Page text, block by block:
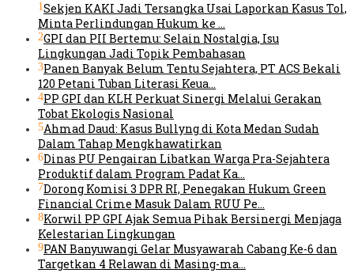
1Sekjen KAKI Jadi Tersangka Usai Laporkan Kasus Tol,
Minta Perlindungan Hukum ke …
2GPI dan PII Bertemu: Selain Nostalgia, Isu
Lingkungan Jadi Topik Pembahasan
3Panen Banyak Belum Tentu Sejahtera, PT ACS Bekali
120 Petani Tuban Literasi Keua…
4PP GPI dan KLH Perkuat Sinergi Melalui Gerakan
Tobat Ekologis Nasional
5Ahmad Daud: Kasus Bullyng di Kota Medan Sudah
Dalam Tahap Mengkhawatirkan
6Dinas PU Pengairan Libatkan Warga Pra-Sejahtera
Produktif dalam Program Padat Ka…
7Dorong Komisi 3 DPR RI, Penegakan Hukum Green
Financial Crime Masuk Dalam RUU Pe…
8Korwil PP GPI Ajak Semua Pihak Bersinergi Menjaga
Kelestarian Lingkungan
9PAN Banyuwangi Gelar Musyawarah Cabang Ke-6 dan
Targetkan 4 Relawan di Masing-ma…